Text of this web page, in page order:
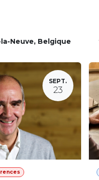
Neuve, Belgique
SEPT.
23